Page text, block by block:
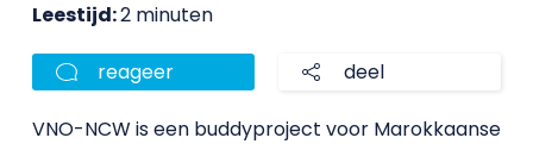
Leestijd:2 minuten
reageer deel
VNO-NCW is een buddyproject voor Marokkaanse